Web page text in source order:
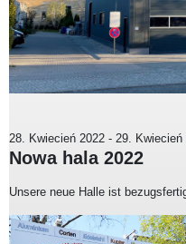
28. Kwiecień 2022 - 29. Kwiecień
Nowa hala 2022
Unsere neue Halle ist